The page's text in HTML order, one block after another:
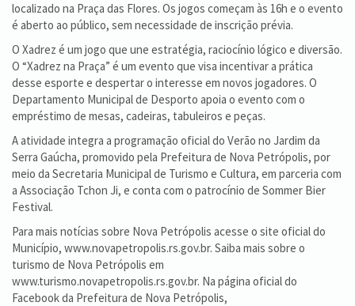
localizado na Praça das Flores. Os jogos começam às 16h e o evento
é aberto ao público, sem necessidade de inscrição prévia.
O Xadrez é um jogo que une estratégia, raciocínio lógico e diversão.
O “Xadrez na Praça” é um evento que visa incentivar a prática
desse esporte e despertar o interesse em novos jogadores. O
Departamento Municipal de Desporto apoia o evento com o
empréstimo de mesas, cadeiras, tabuleiros e peças.
A atividade integra a programação oficial do Verão no Jardim da
Serra Gaúcha, promovido pela Prefeitura de Nova Petrópolis, por
meio da Secretaria Municipal de Turismo e Cultura, em parceria com
a Associação Tchon Ji, e conta com o patrocínio de Sommer Bier
Festival.
Para mais notícias sobre Nova Petrópolis acesse o site oficial do
Município, www.novapetropolis.rs.gov.br. Saiba mais sobre o
turismo de Nova Petrópolis em
www.turismo.novapetropolis.rs.gov.br. Na página oficial do
Facebook da Prefeitura de Nova Petrópolis,